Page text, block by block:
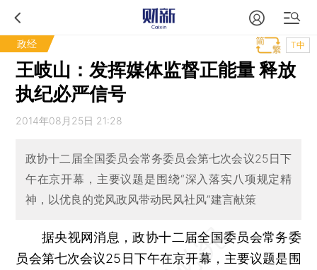
政经 T中
王岐山：发挥媒体监督正能量 释放
执纪必严信号
2014年08月25日 21:28
政协十二届全国委员会常务委员会第七次会议25日下
午在京开幕，主要议题是围绕“深入落实八项规定精
神，以优良的党风政风带动民风社风”建言献策
据央视网消息，政协十二届全国委员会常务委
员会第七次会议25日下午在京开幕，主要议题是围